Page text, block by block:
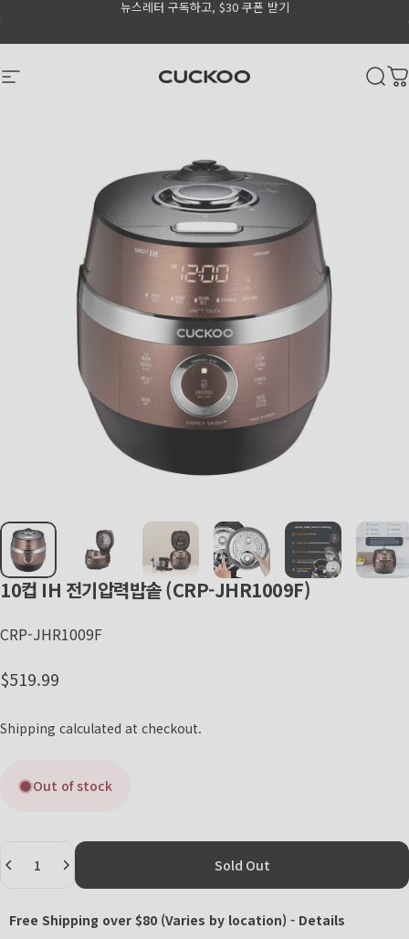
Go to Accessibility Statement Page
뉴스레터 구독하고, $30 쿠폰 받기
Pause slideshow
Site navigation CUCKOO America
10컵 IH 전기압력밥솥(CRP-JHR1009F)
CRP-JHR1009F
Regular price
$519.99
Shipping calculated at checkout.
Out of stock
Sold Out
Free Shipping over $80 (Varies by location) - Details